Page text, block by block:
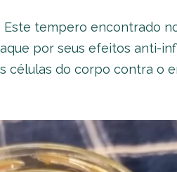
Este tempero encontrado
por seus efeitos anti-
células do corpo contra o